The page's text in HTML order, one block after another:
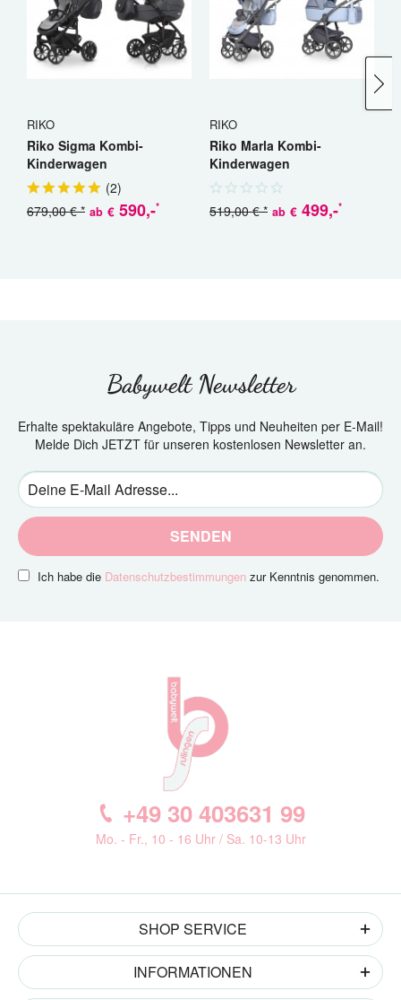
RIKO
Riko Sigma Kombi-
Kinderwagen
(2)
ab € 590,-*
679,00 € *
RIKO
Riko Marla Kombi-
Kinderwagen
ab € 499,-*
519,00 € *
Babywelt Newsletter
Erhalte spektakuläre Angebote, Tipps und Neuheiten per E-Mail!
Melde Dich JETZT für unseren kostenlosen Newsletter an.
SENDEN
Ich habe die Datenschutzbestimmungen zur Kenntnis genommen.
+49 30 403631 99
Mo. - Fr., 10 - 16 Uhr / Sa. 10-13 Uhr
SHOP SERVICE
INFORMATIONEN